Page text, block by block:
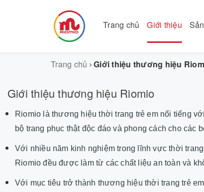
Trang chủ Giới thiệu
Trang chủ Giới thiệu thương hiệu
Giới thiệu thương hiệu Riomio
Riomio là thương hiệu thời trang trẻ em nổi tiếng
bộ trang phục thật độc đáo và phong cách cho các
Với nhiều năm kinh nghiệm trong lĩnh vực thời
Riomio đều được làm từ các chất liệu an toàn và
Với mục tiêu trở thành thương hiệu thời trang trẻ